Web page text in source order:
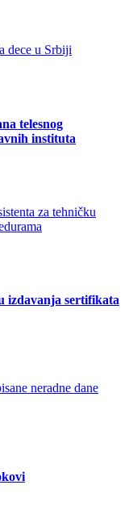
telesnog
instituta
izdavanja sertifikata